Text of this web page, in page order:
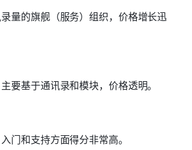
量的旗舰（服务）组织，价格增长迅
要基于通讯录和模块，价格透明。
门和支持方面得分非常高。